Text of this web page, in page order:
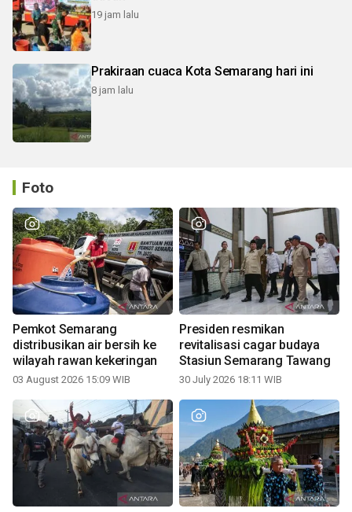
19 jam lalu
Prakiraan cuaca Kota Semarang hari ini
8 jam lalu
Foto
Pemkot Semarang
distribusikan air bersih ke
wilayah rawan kekeringan
03 August 2026 15:09 WIB
Presiden resmikan
revitalisasi cagar budaya
Stasiun Semarang Tawang
30 July 2026 18:11 WIB